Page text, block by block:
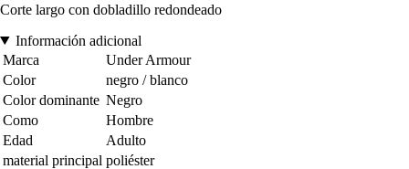
Corte largo con dobladillo redondeado
Información adicional
Marca
Under Armour
Color
negro / blanco
Color dominante Negro
Como
Hombre
Edad
Adulto
material principal poliéster